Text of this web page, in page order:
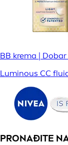
BB krema |
Luminous CC
PRONAĐITE